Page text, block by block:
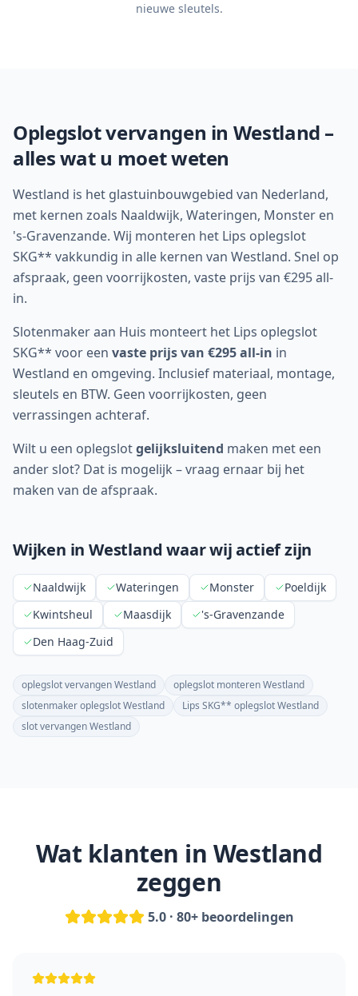
nieuwe sleutels.
Oplegslot vervangen in Westland –
alles wat u moet weten
Westland is het glastuinbouwgebied van Nederland,
met kernen zoals Naaldwijk, Wateringen, Monster en
's-Gravenzande. Wij monteren het Lips oplegslot
SKG** vakkundig in alle kernen van Westland. Snel op
afspraak, geen voorrijkosten, vaste prijs van €295 all-
in.
Slotenmaker aan Huis monteert het Lips oplegslot
SKG** voor een vaste prijs van €295 all-in in
Westland en omgeving. Inclusief materiaal, montage,
sleutels en BTW. Geen voorrijkosten, geen
verrassingen achteraf.
Wilt u een oplegslotgelijksluitend maken met een
ander slot? Dat is mogelijk – vraag ernaar bij het
maken van de afspraak.
Wijken inWestland waar wij actief zijn
Naaldwijk Wateringen Monster
Poeldijk
Kwintsheul
Maasdijk
's-Gravenzande
Den Haag-Zuid
oplegslot vervangen Westland
oplegslot monteren Westland
slotenmaker oplegslot Westland
Lips SKG** oplegslot Westland
slot vervangen Westland
Wat klanten in Westland
zeggen
5.0 · 80+ beoordelingen